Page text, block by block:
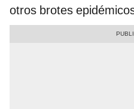
otros brotes